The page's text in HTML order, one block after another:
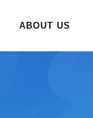
ABOUT US